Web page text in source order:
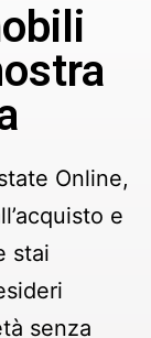
Online,
e
stai
senza